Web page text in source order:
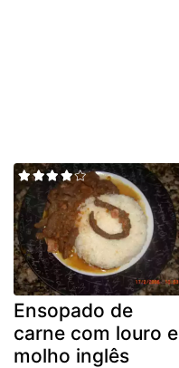
Ensopado de
carne com louro e
molho inglês